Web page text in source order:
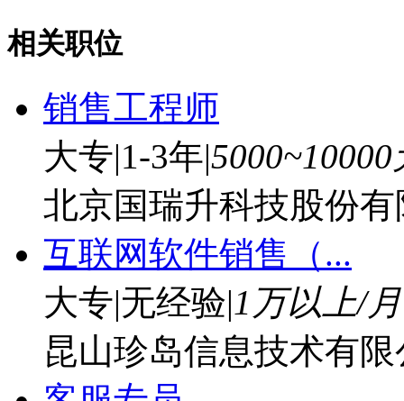
相关职位
销售工程师
大专|1-3年|
北京国瑞升科技股份
互联网软件销售（...
大专|无经验|1万以上/月
昆山珍岛信息技术有